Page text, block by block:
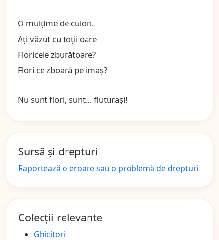
O mulţime de culori.
Aţi văzut cu toţii oare
Floricele zburătoare?
Flori ce zboară pe imaş?
Nu sunt flori, sunt… fluturaşi!
Sursă și drepturi
Raportează o eroare sau o problemă de drepturi
Colecții relevante
Ghicitori